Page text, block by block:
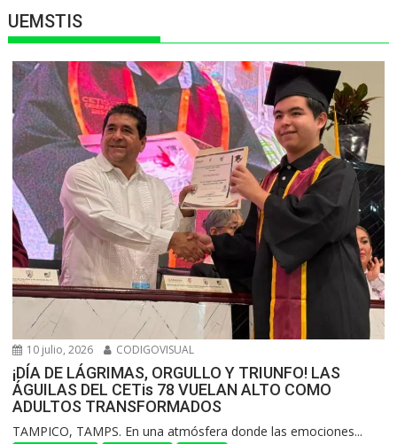
UEMSTIS
10 julio, 2026 CODIGOVISUAL
¡DÍA DE LÁGRIMAS, ORGULLO Y TRIUNFO! LAS
ÁGUILAS DEL CETis 78 VUELAN ALTO COMO
ADULTOS TRANSFORMADOS
​TAMPICO, TAMPS. En una atmósfera donde las emociones...